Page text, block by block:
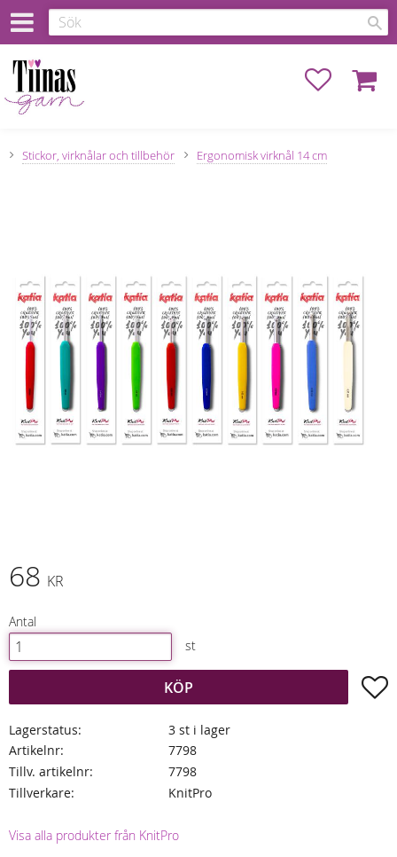
Favoriter
Stickor, virknålar och tillbehör Ergonomisk virknål 14 cm
68 KR
Antal
st
KÖP
Lagerstatus
3 st i lager
Artikelnr
7798
Tillv. artikelnr
7798
Tillverkare
KnitPro
Visa alla produkter från KnitPro